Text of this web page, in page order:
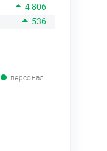
4 806
536
персонал